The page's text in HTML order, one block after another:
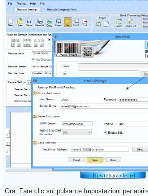
Ora, Fare clic sul pulsante Impostazioni per